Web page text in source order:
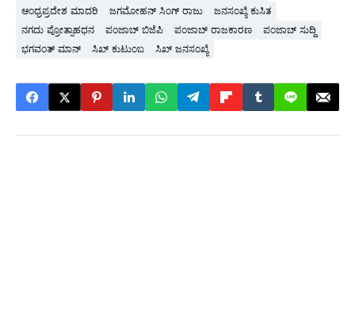
ಆಂಧ್ರಪ್ರದೇಶ ಮಾದರಿ
ಜಗಮೋಹನ್ ಸಿಂಗ್ ರಾಜು
ಜನಸಂಖ್ಯೆ ಕುಸಿತ
ನಗದು ಪ್ರೋತ್ಸಾಹಧನ
ಪಂಜಾಬ್ ಬಿಜೆಪಿ ಪಂಜಾಬ್ ರಾಜಕಾರಣ
ಪಂಜಾಬ್ ಸುದ್ದಿ
ಭಗವಂತ್ ಮಾನ್
ಸಿಖ್ ಕುಟುಂಬ ಸಿಖ್ ಜನಸಂಖ್ಯೆ